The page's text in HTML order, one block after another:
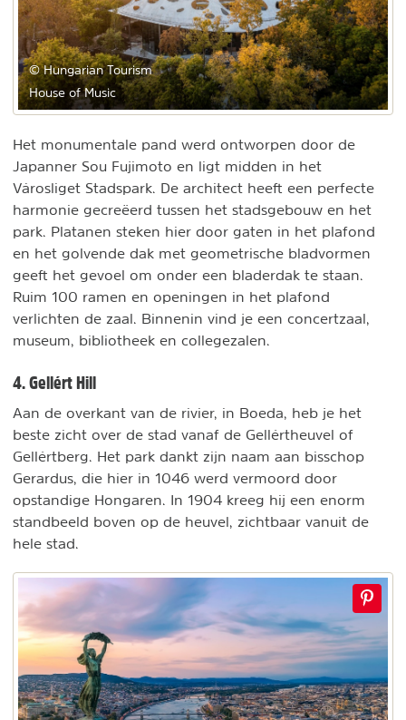
© Hungarian Tourism
House of Music
Het monumentale pand werd ontworpen door de
Japanner Sou Fujimoto en ligt midden in het
Városliget Stadspark. De architect heeft een perfecte
harmonie gecreëerd tussen het stadsgebouw en het
park. Platanen steken hier door gaten in het plafond
en het golvende dak met geometrische bladvormen
geeft het gevoel om onder een bladerdak te staan.
Ruim 100 ramen en openingen in het plafond
verlichten de zaal. Binnenin vind je een concertzaal,
museum, bibliotheek en collegezalen.
4. Gellért Hill
Aan de overkant van de rivier, in Boeda, heb je het
beste zicht over de stad vanaf de Gellértheuvel of
Gellértberg. Het park dankt zijn naam aan bisschop
Gerardus, die hier in 1046 werd vermoord door
opstandige Hongaren. In 1904 kreeg hij een enorm
standbeeld boven op de heuvel, zichtbaar vanuit de
hele stad.